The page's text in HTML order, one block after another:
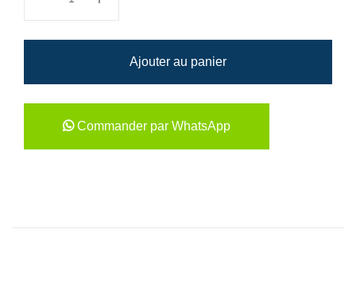
Ajouter au panier
Commander par WhatsApp